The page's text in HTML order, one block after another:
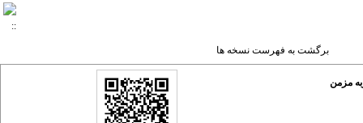
برگشت به فهرست نسخه ها
مزمن